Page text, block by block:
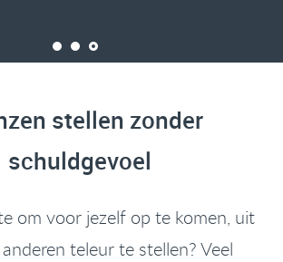
stellen zonder
schuldgevoel
om voor jezelf op te komen, uit
teleur te stellen? Veel